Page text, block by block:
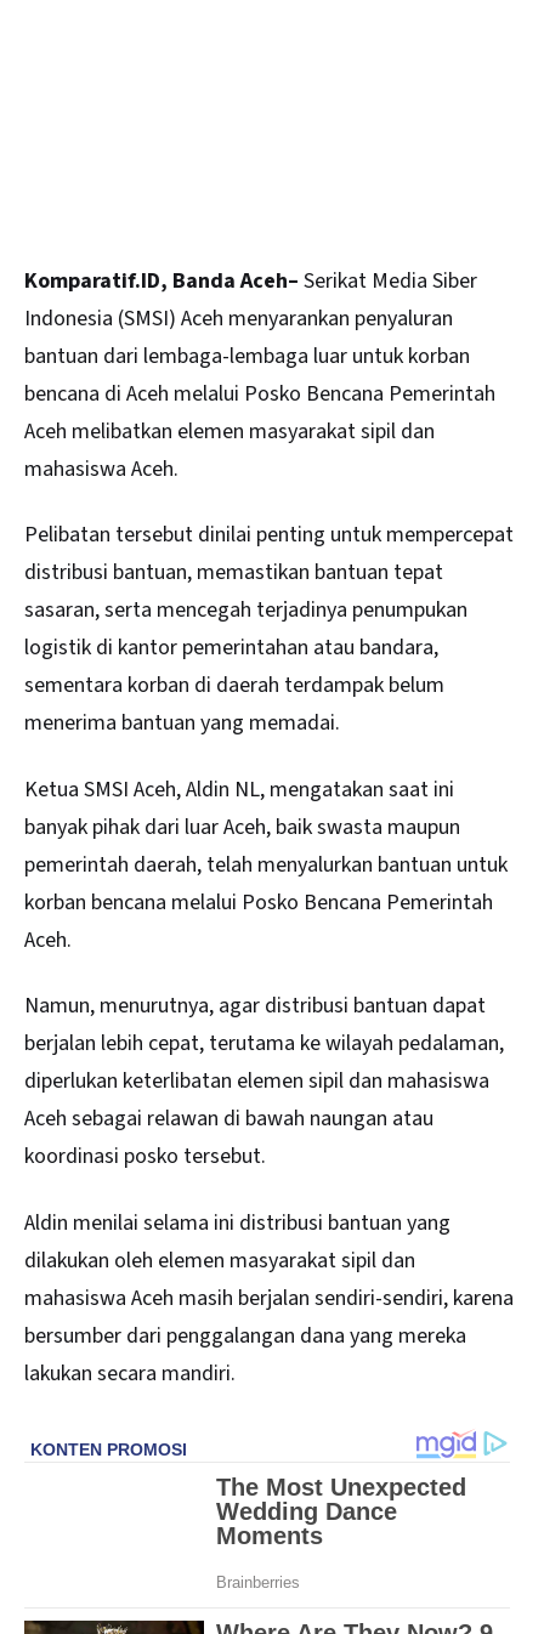
Komparatif.ID, Banda Aceh– Serikat Media Siber
Indonesia (SMSI) Aceh menyarankan penyaluran
bantuan dari lembaga-lembaga luar untuk korban
bencana di Aceh melalui Posko Bencana Pemerintah
Aceh melibatkan elemen masyarakat sipil dan
mahasiswa Aceh.
Pelibatan tersebut dinilai penting untuk mempercepat
distribusi bantuan, memastikan bantuan tepat
sasaran, serta mencegah terjadinya penumpukan
logistik di kantor pemerintahan atau bandara,
sementara korban di daerah terdampak belum
menerima bantuan yang memadai.
Ketua SMSI Aceh, Aldin NL, mengatakan saat ini
banyak pihak dari luar Aceh, baik swasta maupun
pemerintah daerah, telah menyalurkan bantuan untuk
korban bencana melalui Posko Bencana Pemerintah
Aceh.
Namun, menurutnya, agar distribusi bantuan dapat
berjalan lebih cepat, terutama ke wilayah pedalaman,
diperlukan keterlibatan elemen sipil dan mahasiswa
Aceh sebagai relawan di bawah naungan atau
koordinasi posko tersebut.
Aldin menilai selama ini distribusi bantuan yang
dilakukan oleh elemen masyarakat sipil dan
mahasiswa Aceh masih berjalan sendiri-sendiri, karena
bersumber dari penggalangan dana yang mereka
lakukan secara mandiri.